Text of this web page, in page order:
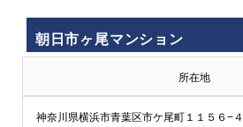
買
取
王
朝日市ヶ尾マンション
所在地
神奈川県横浜市青葉区市ケ尾町１１５６−４